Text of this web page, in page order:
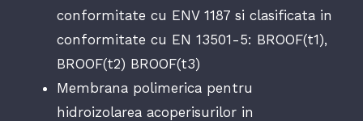
conformitate cu ENV 1187 si clasificata in
conformitate cu EN 13501-5: BROOF(t1),
BROOF(t2) BROOF(t3)
Membrana polimerica pentru
hidroizolarea acoperisurilor in